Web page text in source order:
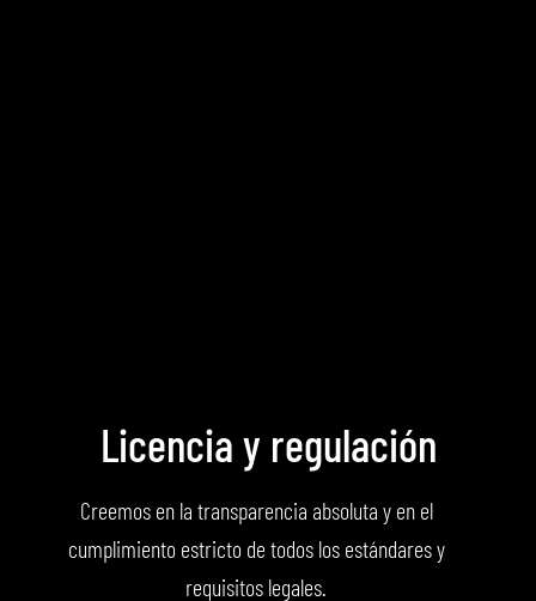
Licencia y regulación
Creemos en la transparencia absoluta y en el
cumplimiento estricto de todos los estándares y
requisitos legales.